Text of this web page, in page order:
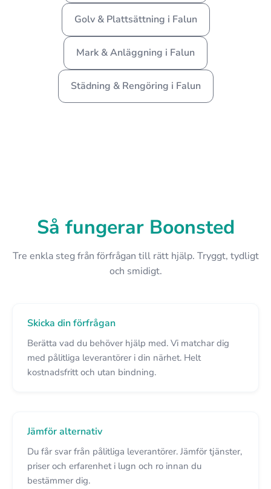
Golv & Plattsättning i Falun
Mark & Anläggning i Falun
Städning & Rengöring i Falun
Så fungerar Boonsted
Tre enkla steg från förfrågan till rätt hjälp. Tryggt, tydligt
och smidigt.
Skicka din förfrågan
Berätta vad du behöver hjälp med. Vi matchar dig
med pålitliga leverantörer i din närhet. Helt
kostnadsfritt och utan bindning.
Jämför alternativ
Du får svar från pålitliga leverantörer. Jämför tjänster,
priser och erfarenhet i lugn och ro innan du
bestämmer dig.